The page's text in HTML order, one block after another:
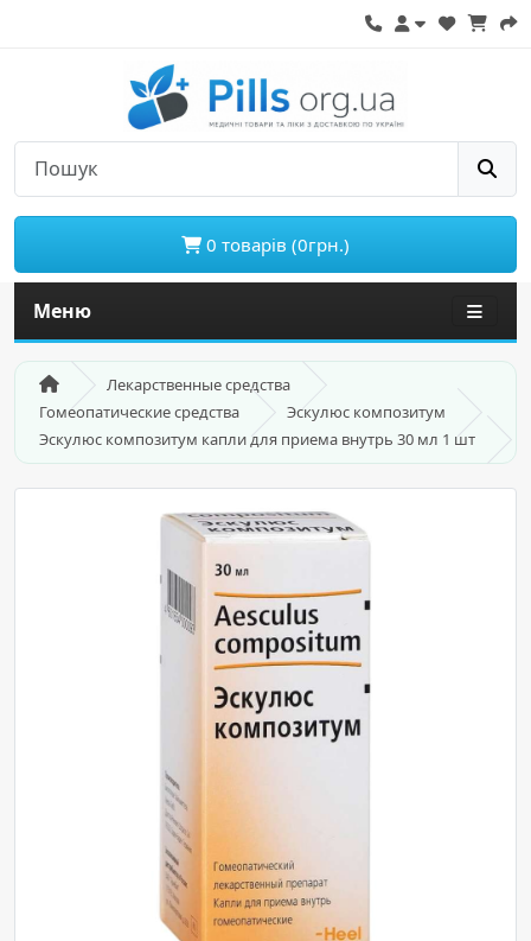
0 товарів (0грн.)
Меню
Лекарственные средства
Гомеопатические средства
Эскулюс композитум
Эскулюс композитум капли для приема внутрь 30 мл 1 шт